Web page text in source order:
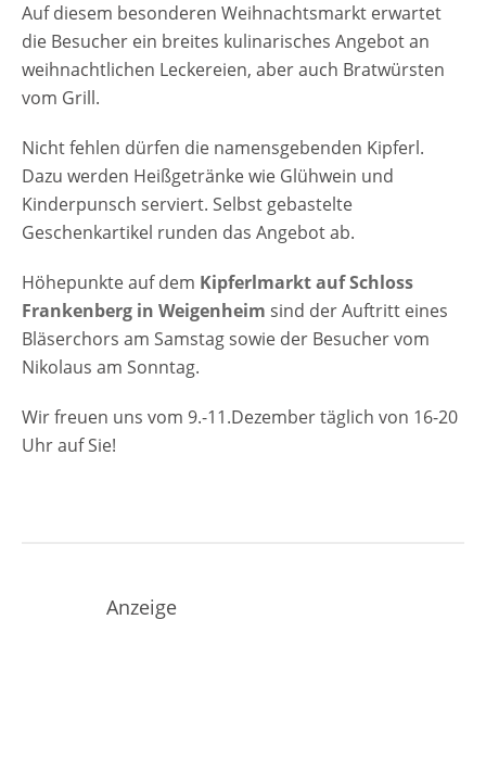
Auf diesem besonderen Weihnachtsmarkt erwartet
die Besucher ein breites kulinarisches Angebot an
weihnachtlichen Leckereien, aber auch Bratwürsten
vom Grill.
Nicht fehlen dürfen die namensgebenden Kipferl.
Dazu werden Heißgetränke wie Glühwein und
Kinderpunsch serviert. Selbst gebastelte
Geschenkartikel runden das Angebot ab.
Höhepunkte auf dem Kipferlmarkt auf Schloss
Frankenberg in Weigenheim sind der Auftritt eines
Bläserchors am Samstag sowie der Besucher vom
Nikolaus am Sonntag.
Wir freuen uns vom 9.-11.Dezember täglich von 16-20
Uhr auf Sie!
Anzeige